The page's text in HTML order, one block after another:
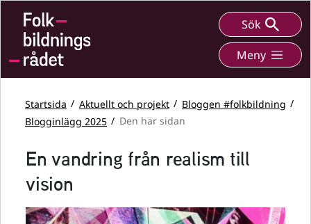
Sök
Meny
Startsida Aktuellt och projekt
Bloggen #folkbildning
Blogginlägg 2025
Den här sidan
En vandring från realism till
vision